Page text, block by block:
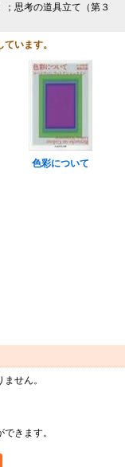
思考の道具立て（第３
います。
色彩について
せん。
きます。